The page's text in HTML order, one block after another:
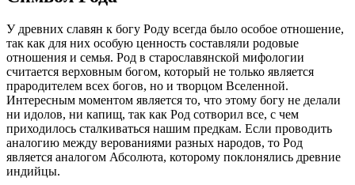
У древних славян к богу Роду всегда было особое отношение,
так как для них особую ценность составляли родовые
отношения и семья. Род в старославянской мифологии
считается верховным богом, который не только является
прародителем всех богов, но и творцом Вселенной.
Интересным моментом является то, что этому богу не делали
ни идолов, ни капищ, так как Род сотворил все, с чем
приходилось сталкиваться нашим предкам. Если проводить
аналогию между верованиями разных народов, то Род
является аналогом Абсолюта, которому поклонялись древние
индийцы.